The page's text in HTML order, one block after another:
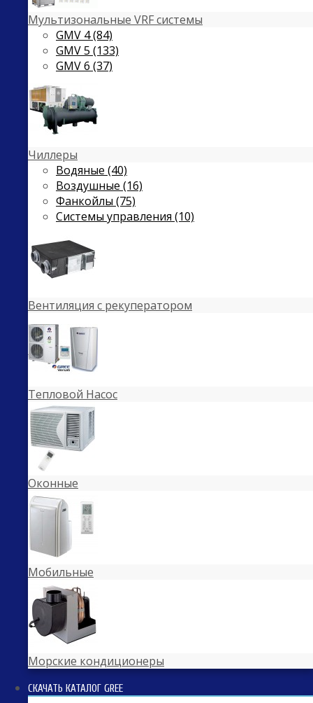
Мультизональные VRF системы
GMV 4 (84)
GMV 5 (133)
GMV 6 (37)
Чиллеры
Водяные (40)
Воздушные (16)
Фанкойлы (75)
Системы управления (10)
Вентиляция с рекуператором
Тепловой Насос
Оконные
Мобильные
Морские кондиционеры
СКАЧАТЬ КАТАЛОГ GREE